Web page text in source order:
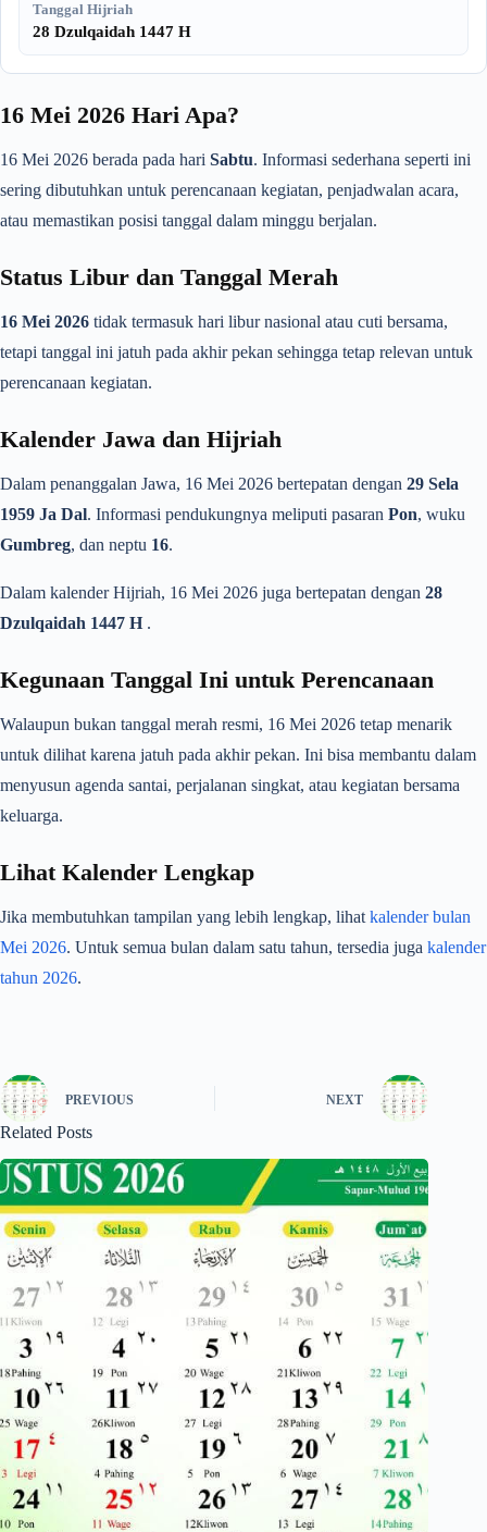
Tanggal Hijriah
28 Dzulqaidah 1447 H
16 Mei 2026 Hari Apa?
16 Mei 2026 berada pada hari Sabtu. Informasi sederhana seperti ini
sering dibutuhkan untuk perencanaan kegiatan, penjadwalan acara,
atau memastikan posisi tanggal dalam minggu berjalan.
Status Libur dan Tanggal Merah
16 Mei 2026 tidak termasuk hari libur nasional atau cuti bersama,
tetapi tanggal ini jatuh pada akhir pekan sehingga tetap relevan untuk
perencanaan kegiatan.
Kalender Jawa dan Hijriah
Dalam penanggalan Jawa, 16 Mei 2026 bertepatan dengan 29 Sela
1959 Ja Dal. Informasi pendukungnya meliputi pasaran Pon, wuku
Gumbreg, dan neptu 16.
Dalam kalender Hijriah, 16 Mei 2026 juga bertepatan dengan 28
Dzulqaidah 1447 H .
Kegunaan Tanggal Ini untuk Perencanaan
Walaupun bukan tanggal merah resmi, 16 Mei 2026 tetap menarik
untuk dilihat karena jatuh pada akhir pekan. Ini bisa membantu dalam
menyusun agenda santai, perjalanan singkat, atau kegiatan bersama
keluarga.
Lihat Kalender Lengkap
Jika membutuhkan tampilan yang lebih lengkap, lihat kalender bulan
Mei 2026. Untuk semua bulan dalam satu tahun, tersedia juga kalender
tahun 2026.
PREVIOUS NEXT
Related Posts